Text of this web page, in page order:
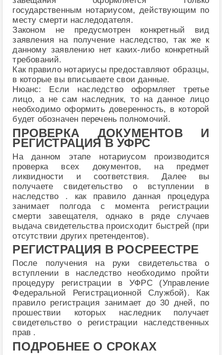
государственным нотариусом, действующим по
месту смерти наследодателя.
Законом не предусмотрен конкретный вид
заявления на получение наследство, так же к
данному заявлению нет каких-либо конкретный
требований.
Как правило нотариусы предоставляют образцы,
в которые вы вписываете свои данные.
Нюанс: Если наследство оформляет третье
лицо, а не сам наследник, то на данное лицо
необходимо оформить доверенность, в которой
будет обозначен перечень полномочий.
ПРОВЕРКА ДОКУМЕНТОВ И
РЕГИСТРАЦИЯ В УФРС
На данном этапе нотариусом производится
проверка всех документов, на предмет
ликвидности и соответствия. Далее вы
получаете свидетельство о вступлении в
наследство . как правило данная процедура
занимает полгода с момента регистрации
смерти завещателя, однако в ряде случаев
выдача свидетельства происходит быстрей (при
отсутствии других претендентов).
РЕГИСТРАЦИЯ В РОСРЕЕСТРЕ
После получения на руки свидетельства о
вступлении в наследство необходимо пройти
процедуру регистрации в УФРС (Управление
Федеральной Регистрационной Службой). Как
правило регистрация занимает до 30 дней, по
прошествии которых наследник получает
свидетельство о регистрации наследственных
прав .
ПОДРОБНЕЕ О СРОКАХ